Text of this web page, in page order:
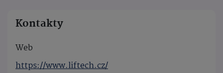
Kontakty
Web
https://www.liftech.cz/